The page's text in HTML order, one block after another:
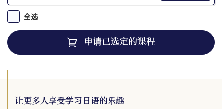
全选
申请已选定的课程
让更多人享受学习日语的乐趣